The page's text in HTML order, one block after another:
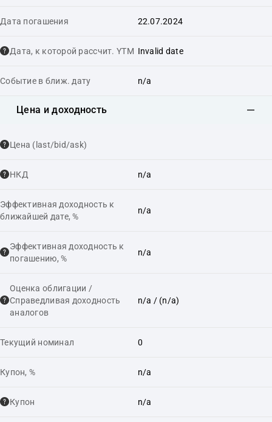
Дата погашения 22.07.2024
Дата, к которой рассчит. YTM Invalid date
Событие в ближ. дату n/a
Цена и доходность
Цена (last/bid/ask)
НКД n/a
Эффективная доходность к
ближайшей дате, %
n/a
Эффективная доходность к
погашению, %
n/a
Оценка облигации /
Справедливая доходность
аналогов
n/a / (n/a)
Текущий номинал 0
Купон, % n/a
Купон n/a